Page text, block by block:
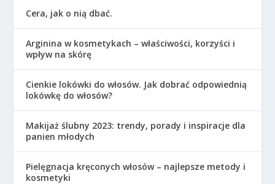
Cera, jak o nią dbać.
Arginina w kosmetykach – właściwości, korzyści i
wpływ na skórę
Cienkie lokówki do włosów. Jak dobrać odpowiednią
lokówkę do włosów?
Makijaż ślubny 2023: trendy, porady i inspiracje dla
panien młodych
Pielęgnacja kręconych włosów – najlepsze metody i
kosmetyki